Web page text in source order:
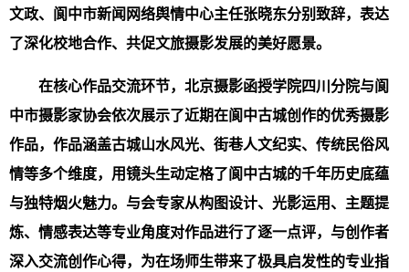
文政、阆中市新闻网络舆情中心主任张晓东分别致辞，表达
了深化校地合作、共促文旅摄影发展的美好愿景。
在核心作品交流环节，北京摄影函授学院四川分院与阆
中市摄影家协会依次展示了近期在阆中古城创作的优秀摄影
作品，作品涵盖古城山水风光、街巷人文纪实、传统民俗风
情等多个维度，用镜头生动定格了阆中古城的千年历史底蕴
与独特烟火魅力。与会专家从构图设计、光影运用、主题提
炼、情感表达等专业角度对作品进行了逐一点评，与创作者
深入交流创作心得，为在场师生带来了极具启发性的专业指